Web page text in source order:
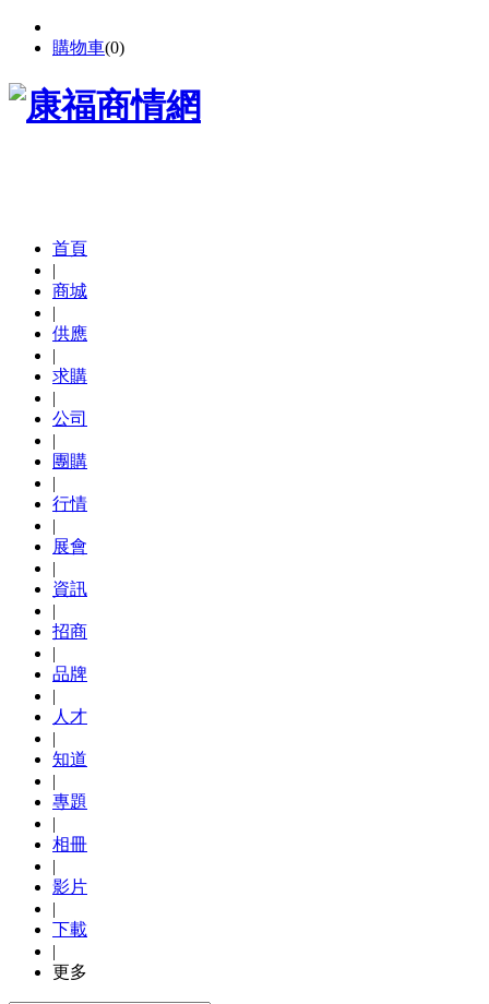
購物車(0)
首頁
|
商城
|
供應
|
求購
|
公司
|
團購
|
行情
|
展會
|
資訊
|
招商
|
品牌
|
人才
|
知道
|
專題
|
相冊
|
影片
|
下載
|
更多